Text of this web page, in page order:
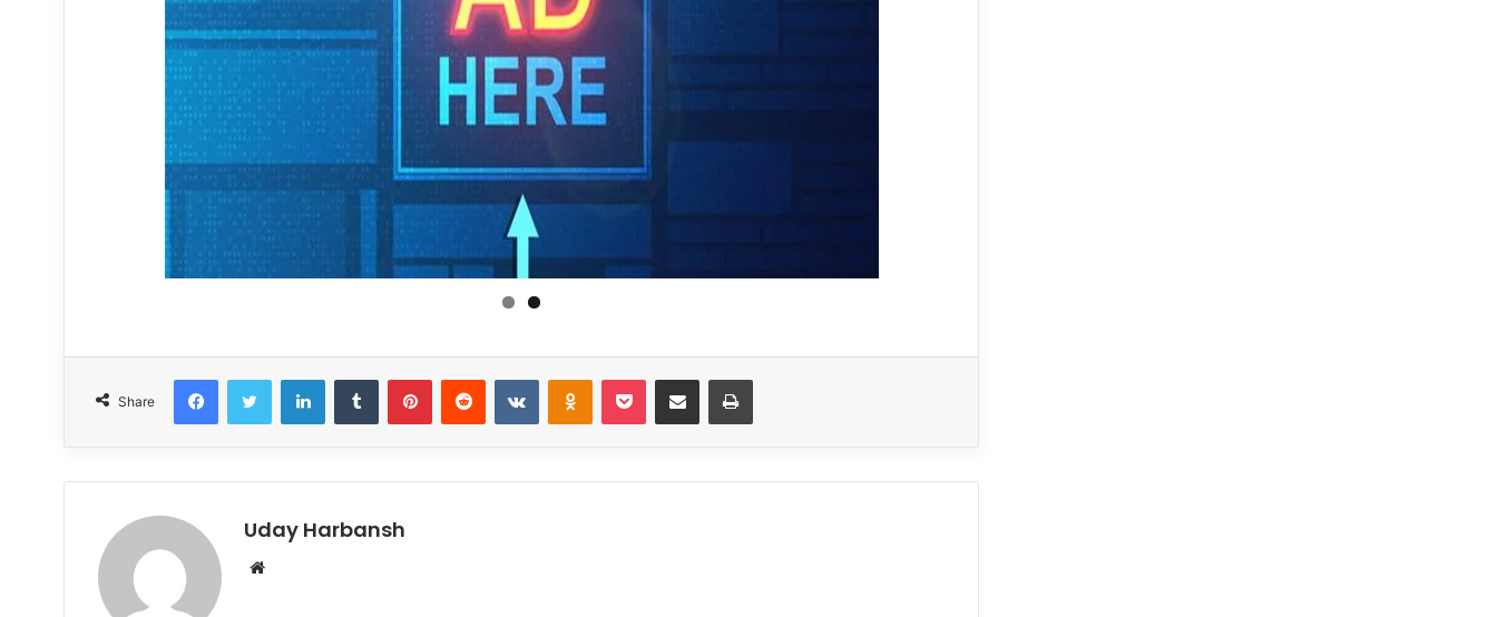
Share
FacebookTwitter LinkedInTumblr PinterestReddit VKontakteOdnoklassniki
Pocket Share via Email Print
Uday Harbansh
Website